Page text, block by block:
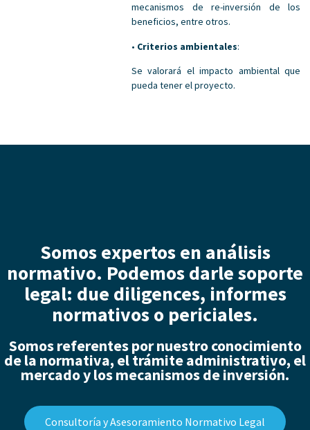
mecanismos de re-inversión de los
beneficios, entre otros.
• Criterios ambientales:
Se valorará el impacto ambiental que
pueda tener el proyecto.
Somos expertos en análisis
normativo. Podemos darle soporte
legal: due diligences, informes
normativos o periciales.
Somos referentes por nuestro conocimiento
de la normativa, el trámite administrativo, el
mercado y los mecanismos de inversión.
Consultoría y Asesoramiento Normativo Legal